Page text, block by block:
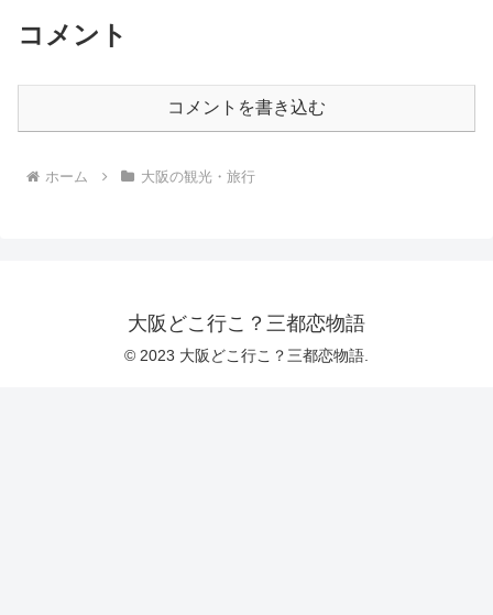
コメント
コメントを書き込む
ホーム 大阪の観光・旅行
大阪どこ行こ？三都恋物語
© 2023 大阪どこ行こ？三都恋物語.